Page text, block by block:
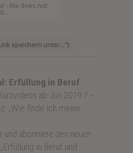
speichern unter...")
- file does not
Erfüllung in Beruf
ab Juli 2019 ? –
„Wie finde ich meine
abonniere den neuen
in Beruf und